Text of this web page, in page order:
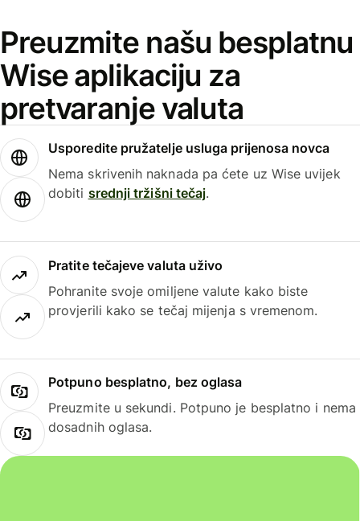
Preuzmite našu besplatnu
Wise aplikaciju za
pretvaranje valuta
Usporedite pružatelje usluga prijenosa novca
Nema skrivenih naknada pa ćete uz Wise uvijek
dobiti srednji tržišni tečaj.
Pratite tečajeve valuta uživo
Pohranite svoje omiljene valute kako biste
provjerili kako se tečaj mijenja s vremenom.
Potpuno besplatno, bez oglasa
Preuzmite u sekundi. Potpuno je besplatno i nema
dosadnih oglasa.